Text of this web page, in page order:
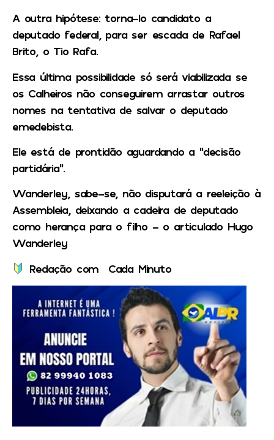
A outra hipótese: torna-lo candidato a
deputado federal, para ser escada de Rafael
Brito, o Tio Rafa.
Essa última possibilidade só será viabilizada se
os Calheiros não conseguirem arrastar outros
nomes na tentativa de salvar o deputado
emedebista.
Ele está de prontidão aguardando a “decisão
partidária”.
Wanderley, sabe-se, não disputará a reeleição à
Assembleia, deixando a cadeira de deputado
como herança para o filho – o articulado Hugo
Wanderley
Redação com Cada Minuto